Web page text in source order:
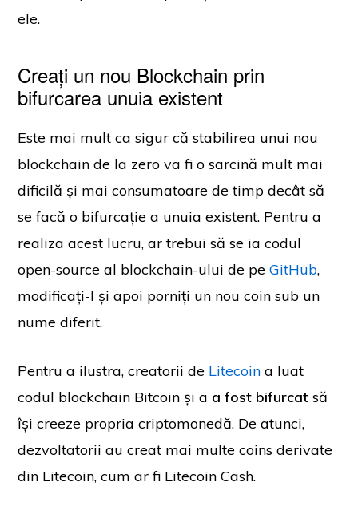
ele.
Creați un nou Blockchain prin
bifurcarea unuia existent
Este mai mult ca sigur că stabilirea unui nou
blockchain de la zero va fi o sarcină mult mai
dificilă și mai consumatoare de timp decât să
se facă o bifurcație a unuia existent. Pentru a
realiza acest lucru, ar trebui să se ia codul
open-source al blockchain-ului de peGitHub,
modificați-l și apoi porniți un nou coin sub un
nume diferit.
Pentru a ilustra, creatorii de Litecoin a luat
codul blockchain Bitcoin și a a fost bifurcat să
își creeze propria criptomonedă. De atunci,
dezvoltatorii au creat mai multe coins derivate
din Litecoin, cum ar fi Litecoin Cash.